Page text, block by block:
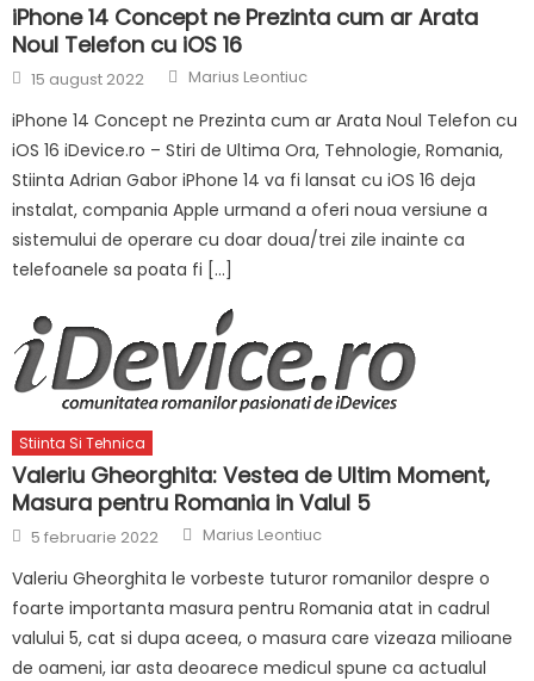
iPhone 14 Concept ne Prezinta cum ar Arata
Noul Telefon cu iOS 16
Posted
on
15 august 2022 Author
Marius Leontiuc
iPhone 14 Concept ne Prezinta cum ar Arata Noul Telefon cu
iOS 16 iDevice.ro – Stiri de Ultima Ora, Tehnologie, Romania,
Stiinta Adrian Gabor iPhone 14 va fi lansat cu iOS 16 deja
instalat, compania Apple urmand a oferi noua versiune a
sistemului de operare cu doar doua/trei zile inainte ca
telefoanele sa poata fi […]
Stiinta Si Tehnica
Valeriu Gheorghita: Vestea de Ultim Moment,
Masura pentru Romania in Valul 5
Posted
on
5 februarie 2022 Author
Marius Leontiuc
Valeriu Gheorghita le vorbeste tuturor romanilor despre o
foarte importanta masura pentru Romania atat in cadrul
valului 5, cat si dupa aceea, o masura care vizeaza milioane
de oameni, iar asta deoarece medicul spune ca actualul